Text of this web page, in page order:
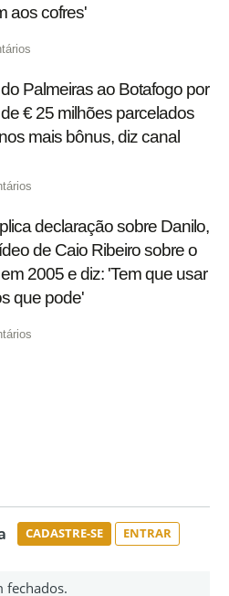
aos cofres'
Palmeiras ao Botafogo por
€ 25 milhões parcelados
mais bônus, diz canal
declaração sobre Danilo,
de Caio Ribeiro sobre o
2005 e diz: 'Tem que usar
que pode'